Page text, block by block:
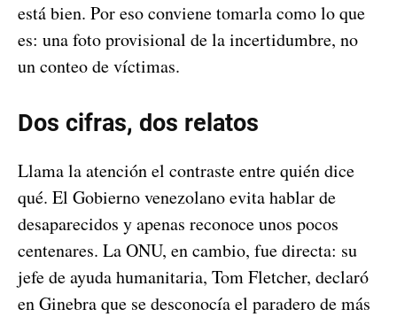
está bien. Por eso conviene tomarla como lo que
es: una foto provisional de la incertidumbre, no
un conteo de víctimas.
Dos cifras, dos relatos
Llama la atención el contraste entre quién dice
qué. El Gobierno venezolano evita hablar de
desaparecidos y apenas reconoce unos pocos
centenares. La ONU, en cambio, fue directa: su
jefe de ayuda humanitaria, Tom Fletcher, declaró
en Ginebra que se desconocía el paradero de más